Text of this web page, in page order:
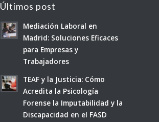
Últimos post
Mediación Laboral en
Madrid: Soluciones Eficaces
para Empresas y
Trabajadores
TEAF y la Justicia: Cómo
Acredita la Psicología
Forense la Imputabilidad y la
Discapacidad en el FASD